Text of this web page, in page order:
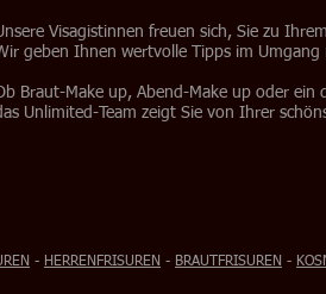
Visagistinnen freuen sich, Sie zu
geben Ihnen wertvolle Tipps im
Braut-Make up, Abend-Make up oder ein
Unlimited-Team zeigt Sie von Ihrer
- HERRENFRISUREN - BRAUTFRISUREN -